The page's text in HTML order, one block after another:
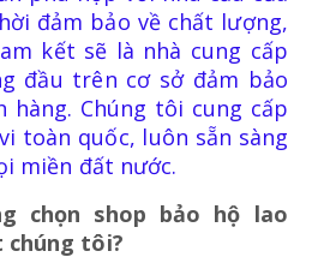
CHỮA CHÁY
CHỮA CHÁY
đảm bảo về chất lượng,
kết sẽ là nhà cung cấp
đầu trên cơ sở đảm bảo
hàng. Chúng tôi cung cấp
toàn quốc, luôn sẵn sàng
miền đất nước.
chọn shop bảo hộ lao
chúng tôi?